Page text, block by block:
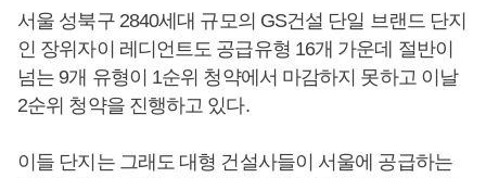
서울 성북구 2840세대 규모의 GS건설 단일 브랜드 단지
인 장위자이 레디언트도 공급유형 16개 가운데 절반이
넘는 9개 유형이 1순위 청약에서 마감하지 못하고 이날
2순위 청약을 진행하고 있다.
이들 단지는 그래도 대형 건설사들이 서울에 공급하는